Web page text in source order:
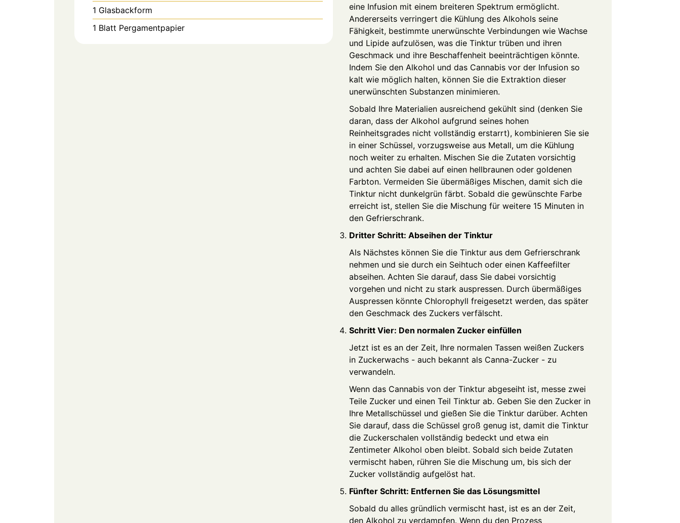
1 Glasbackform
1 Blatt Pergamentpapier
eine Infusion mit einem breiteren Spektrum ermöglicht.
Andererseits verringert die Kühlung des Alkohols seine
Fähigkeit, bestimmte unerwünschte Verbindungen wie Wachse
und Lipide aufzulösen, was die Tinktur trüben und ihren
Geschmack und ihre Beschaffenheit beeinträchtigen könnte.
Indem Sie den Alkohol und das Cannabis vor der Infusion so
kalt wie möglich halten, können Sie die Extraktion dieser
unerwünschten Substanzen minimieren.
Sobald Ihre Materialien ausreichend gekühlt sind (denken Sie
daran, dass der Alkohol aufgrund seines hohen
Reinheitsgrades nicht vollständig erstarrt), kombinieren Sie sie
in einer Schüssel, vorzugsweise aus Metall, um die Kühlung
noch weiter zu erhalten. Mischen Sie die Zutaten vorsichtig
und achten Sie dabei auf einen hellbraunen oder goldenen
Farbton. Vermeiden Sie übermäßiges Mischen, damit sich die
Tinktur nicht dunkelgrün färbt. Sobald die gewünschte Farbe
erreicht ist, stellen Sie die Mischung für weitere 15 Minuten in
den Gefrierschrank.
Dritter Schritt: Abseihen der Tinktur
Als Nächstes können Sie die Tinktur aus dem Gefrierschrank
nehmen und sie durch ein Seihtuch oder einen Kaffeefilter
abseihen. Achten Sie darauf, dass Sie dabei vorsichtig
vorgehen und nicht zu stark auspressen. Durch übermäßiges
Auspressen könnte Chlorophyll freigesetzt werden, das später
den Geschmack des Zuckers verfälscht.
Schritt Vier: Den normalen Zucker einfüllen
Jetzt ist es an der Zeit, Ihre normalen Tassen weißen Zuckers
in Zuckerwachs - auch bekannt als Canna-Zucker - zu
verwandeln.
Wenn das Cannabis von der Tinktur abgeseiht ist, messe zwei
Teile Zucker und einen Teil Tinktur ab. Geben Sie den Zucker in
Ihre Metallschüssel und gießen Sie die Tinktur darüber. Achten
Sie darauf, dass die Schüssel groß genug ist, damit die Tinktur
die Zuckerschalen vollständig bedeckt und etwa ein
Zentimeter Alkohol oben bleibt. Sobald sich beide Zutaten
vermischt haben, rühren Sie die Mischung um, bis sich der
Zucker vollständig aufgelöst hat.
Fünfter Schritt: Entfernen Sie das Lösungsmittel
Sobald du alles gründlich vermischt hast, ist es an der Zeit,
den Alkohol zu verdampfen. Wenn du den Prozess